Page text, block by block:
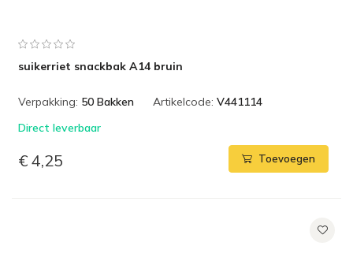
suikerriet snackbak A14 bruin
Verpakking: 50 Bakken Artikelcode: V441114
Direct leverbaar
€ 4,25 Toevoegen